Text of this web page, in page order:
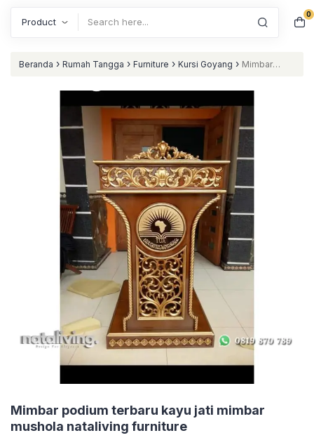
0
Beranda › Rumah Tangga › Furniture › Kursi Goyang › Mimbar
Mimbar podium terbaru kayu jati mimbar
mushola nataliving furniture